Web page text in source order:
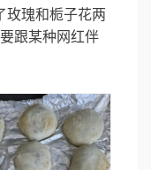
玫瑰和栀子花两
跟某种网红伴